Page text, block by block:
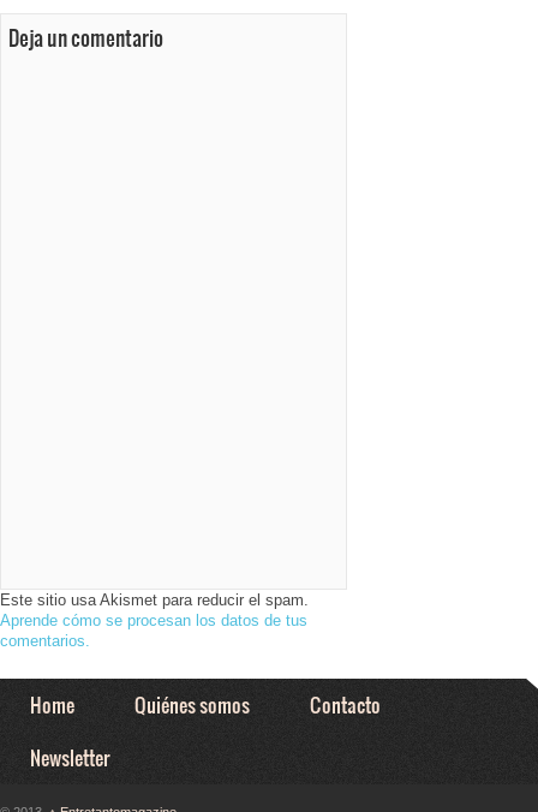
Deja un comentario
Este sitio usa Akismet para reducir el spam.
Aprende cómo se procesan los datos de tus
comentarios.
Home Quiénes somos
Contacto
Newsletter